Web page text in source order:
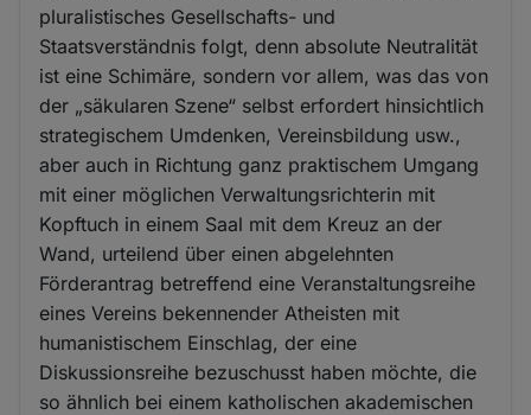
pluralistisches Gesellschafts- und
Staatsverständnis folgt, denn absolute Neutralität
ist eine Schimäre, sondern vor allem, was das von
der „säkularen Szene“ selbst erfordert hinsichtlich
strategischem Umdenken, Vereinsbildung usw.,
aber auch in Richtung ganz praktischem Umgang
mit einer möglichen Verwaltungsrichterin mit
Kopftuch in einem Saal mit dem Kreuz an der
Wand, urteilend über einen abgelehnten
Förderantrag betreffend eine Veranstaltungsreihe
eines Vereins bekennender Atheisten mit
humanistischem Einschlag, der eine
Diskussionsreihe bezuschusst haben möchte, die
so ähnlich bei einem katholischen akademischen